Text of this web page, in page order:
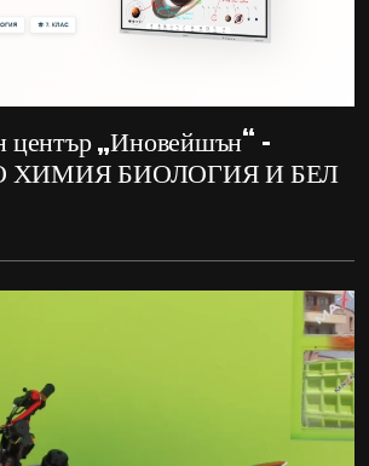
център „Иновейшън“ –
ХИМИЯ БИОЛОГИЯ И БЕЛ